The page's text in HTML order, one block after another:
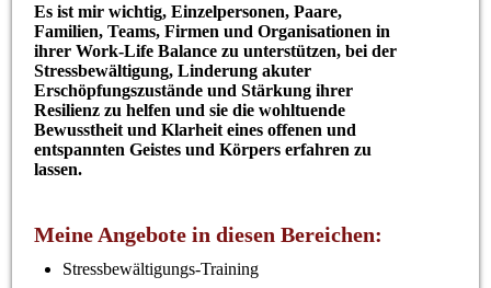
Es ist mir wichtig, Einzelpersonen, Paare,
Familien, Teams, Firmen und Organisationen in
ihrer Work-Life Balance zu unterstützen, bei der
Stressbewältigung, Linderung akuter
Erschöpfungszustände und Stärkung ihrer
Resilienz zu helfen und sie die wohltuende
Bewusstheit und Klarheit eines offenen und
entspannten Geistes und Körpers erfahren zu
lassen.
Meine Angebote in diesen Bereichen:
Stressbewältigungs-Training